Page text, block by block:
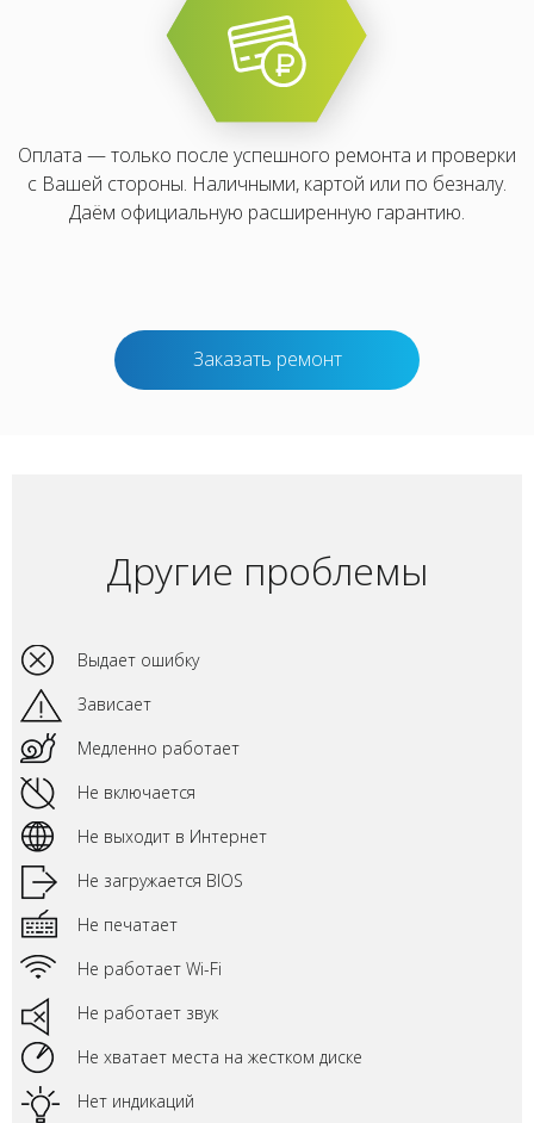
Оплата — только после успешного ремонта и проверки
с Вашей стороны. Наличными, картой или по безналу.
Даём официальную расширенную гарантию.
Заказать ремонт
Другие проблемы
Выдает ошибку
Зависает
Медленно работает
Не включается
Не выходит в Интернет
Не загружается BIOS
Не печатает
Не работает Wi-Fi
Не работает звук
Не хватает места на жестком диске
Нет индикаций